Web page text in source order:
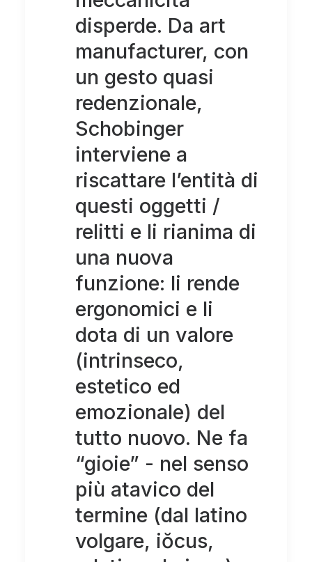
disperde. Da art
manufacturer, con
un gesto quasi
redenzionale,
Schobinger
interviene a
riscattare l’entità di
questi oggetti /
relitti e li rianima di
una nuova
funzione: li rende
ergonomici e li
dota di un valore
(intrinseco,
estetico ed
emozionale) del
tutto nuovo. Ne fa
“gioie” - nel senso
più atavico del
termine (dal latino
volgare, iŏcus,